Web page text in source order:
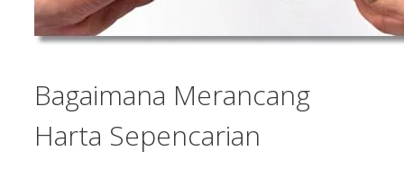
Bagaimana Merancang
Harta Sepencarian